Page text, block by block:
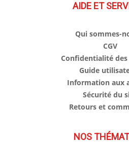
AIDE ET
Qui sommes-
CGV
Confidentialité des
Guide
Information aux
Sécurité du
Retours et
NOS